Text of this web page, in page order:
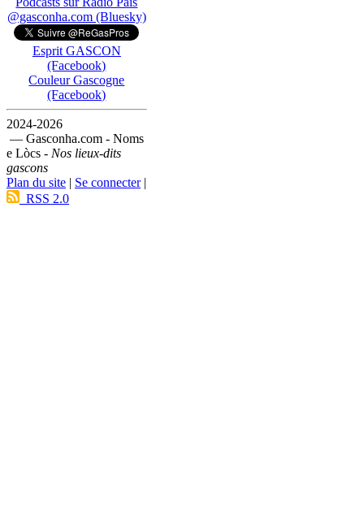
@gasconha.com (Bluesky)
Esprit GASCON
(Facebook)
Couleur Gascogne
(Facebook)
2024-2026
— Gasconha.com - Noms
e Lòcs - Nos lieux-dits
gascons
Plan du site | Se connecter|
RSS 2.0